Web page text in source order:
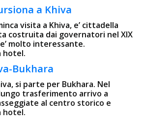
a Khiva
visita a Khiva, e’ cittadella
costruita dai governatori nel XIX
molto interessante.
hotel.
Bukhara
si parte per Bukhara. Nel
trasferimento arrivo a
al centro storico e
hotel.